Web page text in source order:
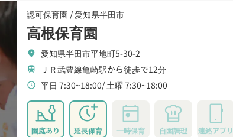
認可保育園 /愛知県半田市
高根保育園
location_on 愛知県半田市平地町5-30-2
train ＪＲ武豊線亀崎駅から徒歩で12分
schedule 平日 7:30~18:00 土曜 7:30~18:00
園庭あり 延長保育 一時保育 自園調理 連絡アプリ